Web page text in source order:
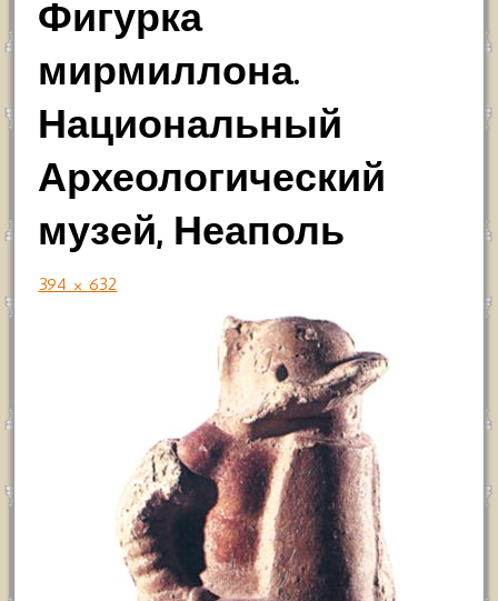
Фигурка
мирмиллона.
Национальный
Археологический
музей, Неаполь
394 × 632